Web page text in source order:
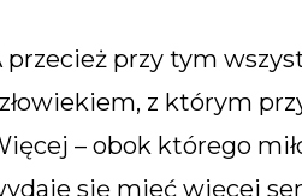
przecież przy tym
z którym
– obok którego
się mieć więcej